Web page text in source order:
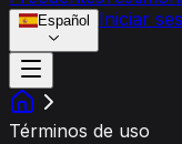
Español Iniciar
Términos de uso